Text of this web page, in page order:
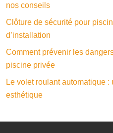
nos conseils
Clôture de sécurité pour
d’installation
Comment prévenir les
piscine privée
Le volet roulant automatique
esthétique